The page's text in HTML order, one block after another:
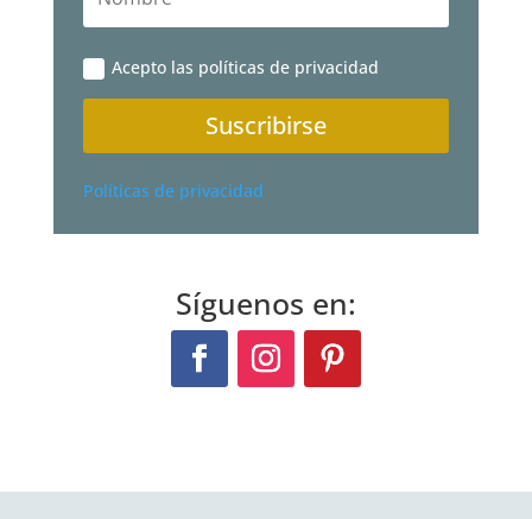
Acepto las políticas de privacidad
Suscribirse
Políticas de privacidad
Síguenos en: